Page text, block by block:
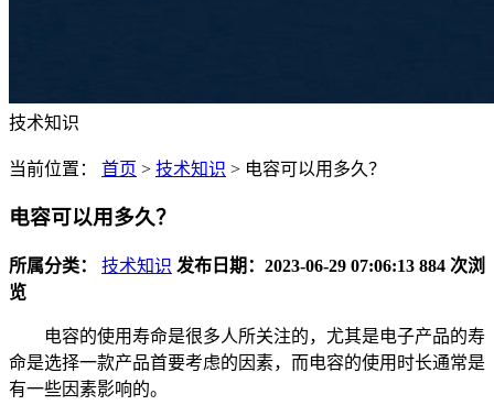
技术知识
当前位置： 首页 > 技术知识 > 电容可以用多久？
电容可以用多久？
所属分类： 技术知识 发布日期：2023-06-29 07:06:13 884 次浏
览
电容的使用寿命是很多人所关注的，尤其是电子产品的寿
命是选择一款产品首要考虑的因素，而电容的使用时长通常是
有一些因素影响的。